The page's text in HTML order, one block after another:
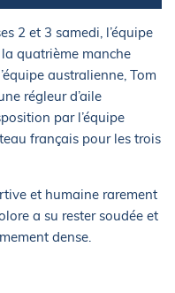
2 et 3 samedi, l’équipe
quatrième manche
australienne, Tom
régleur d’aile
par l’équipe
français pour les trois
et humaine rarement
a su rester soudée et
dense.